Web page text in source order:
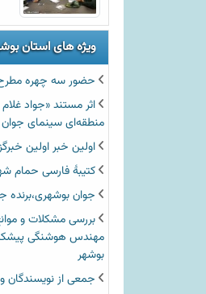
ویژه های استان
حضور سه چهره
اثر مستند «جواد
منطقه‌ای سینمای جوان
اولین خبر اولین
کتیبۀ فارسی حمام
جوان بوشهری،برنده
بررسی مشکلات و
مهندس هوشنگی
بوشهر
جمعی از نویسندگان و